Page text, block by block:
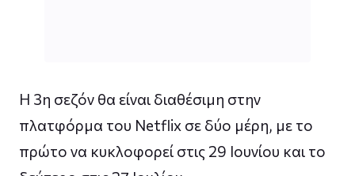
Η 3η σεζόν θα είναι διαθέσιμη στην
πλατφόρμα του Netflix σε δύο μέρη, με το
πρώτο να κυκλοφορεί στις 29 Ιουνίου και το